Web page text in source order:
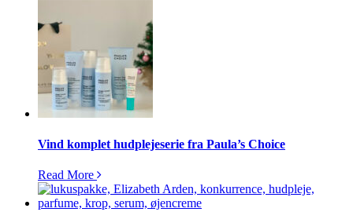
Vind komplet hudplejeserie fra Paula’s Choice
Read More